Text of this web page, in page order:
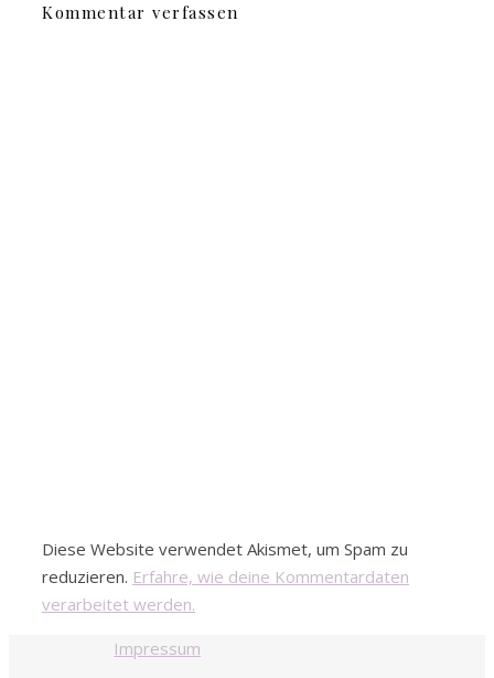
Kommentar verfassen
Diese Website verwendet Akismet, um Spam zu
reduzieren. Erfahre, wie deine Kommentardaten
verarbeitet werden.
Impressum